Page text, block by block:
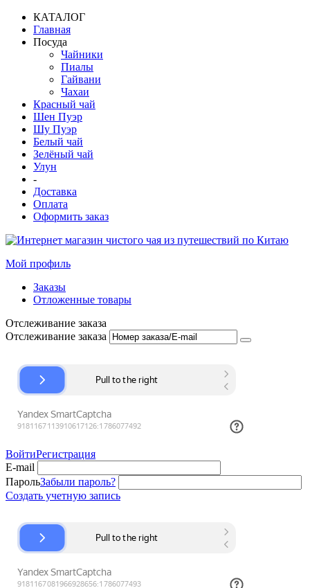
КАТАЛОГ
Главная
Посуда
Чайники
Пиалы
Гайвани
Чахаи
Красный чай
Шен Пуэр
Шу Пуэр
Белый чай
Зелёный чай
Улун
-
Доставка
Оплата
Оформить заказ
Мой профиль
Заказы
Отложенные товары
Отслеживание заказа
Отслеживание заказа
ВойтиРегистрация
E-mail
ПарольЗабыли пароль?
Создать учетную запись